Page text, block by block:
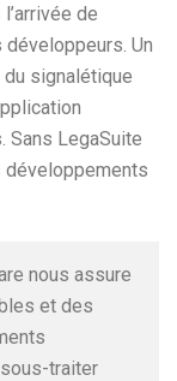
de
Un
signalétique
LegaSuite
développements
nous assure
et des
traiter